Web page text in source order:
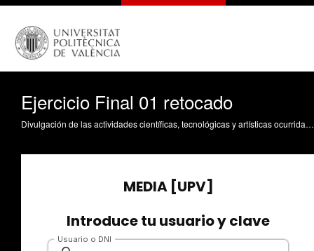
Ejercicio Final 01 retocado
Divulgación de las actividades científicas, tecnológicas y artísticas ocurridas en los tres campus de la UPV